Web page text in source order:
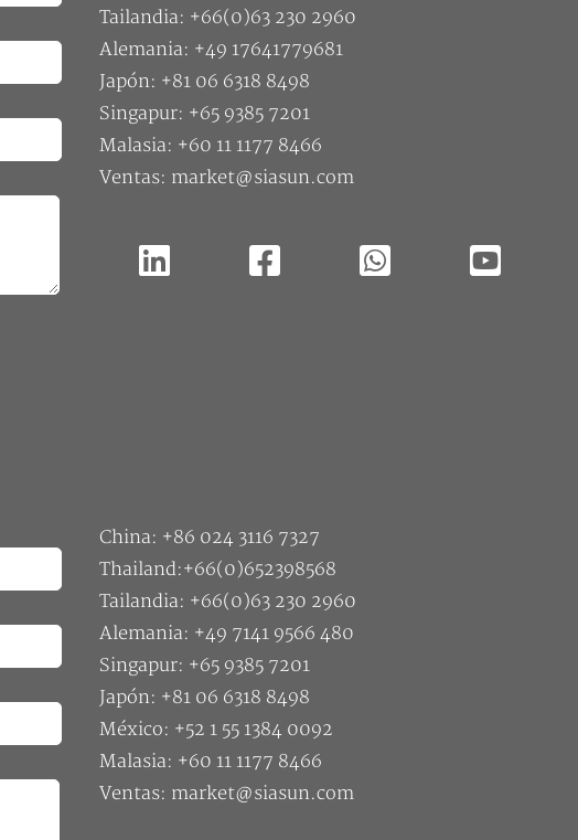
Tailandia: +66(0)63 230 2960
Alemania: +49 17641779681
Japón: +81 06 6318 8498
Singapur: +65 9385 7201
Malasia: +60 11 1177 8466
Ventas: market@siasun.com
China: +86 024 3116 7327
Thailand:+66(0)652398568
Tailandia: +66(0)63 230 2960
Alemania: +49 7141 9566 480
Singapur: +65 9385 7201
Japón: +81 06 6318 8498
México: +52 1 55 1384 0092
Malasia: +60 11 1177 8466
Ventas: market@siasun.com